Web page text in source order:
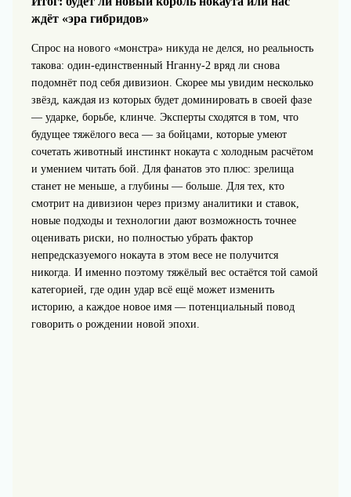
ждёт «эра гибридов»
Спрос на нового «монстра» никуда не делся, но реальность
такова: один-единственный Нганну‑2 вряд ли снова
подомнёт под себя дивизион. Скорее мы увидим несколько
звёзд, каждая из которых будет доминировать в своей фазе
— ударке, борьбе, клинче. Эксперты сходятся в том, что
будущее тяжёлого веса — за бойцами, которые умеют
сочетать животный инстинкт нокаута с холодным расчётом
и умением читать бой. Для фанатов это плюс: зрелища
станет не меньше, а глубины — больше. Для тех, кто
смотрит на дивизион через призму аналитики и ставок,
новые подходы и технологии дают возможность точнее
оценивать риски, но полностью убрать фактор
непредсказуемого нокаута в этом весе не получится
никогда. И именно поэтому тяжёлый вес остаётся той самой
категорией, где один удар всё ещё может изменить
историю, а каждое новое имя — потенциальный повод
говорить о рождении новой эпохи.